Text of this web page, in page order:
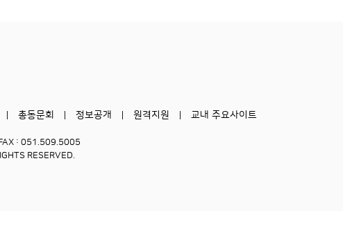
총동문회 정보공개 원격지원 교내 주요사이트
: 051.509.5005
RESERVED.